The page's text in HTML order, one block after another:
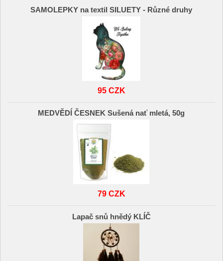
SAMOLEPKY na textil SILUETY - Různé druhy
95 CZK
MEDVĚDÍ ČESNEK Sušená nať mletá, 50g
79 CZK
Lapač snů hnědý KLÍČ